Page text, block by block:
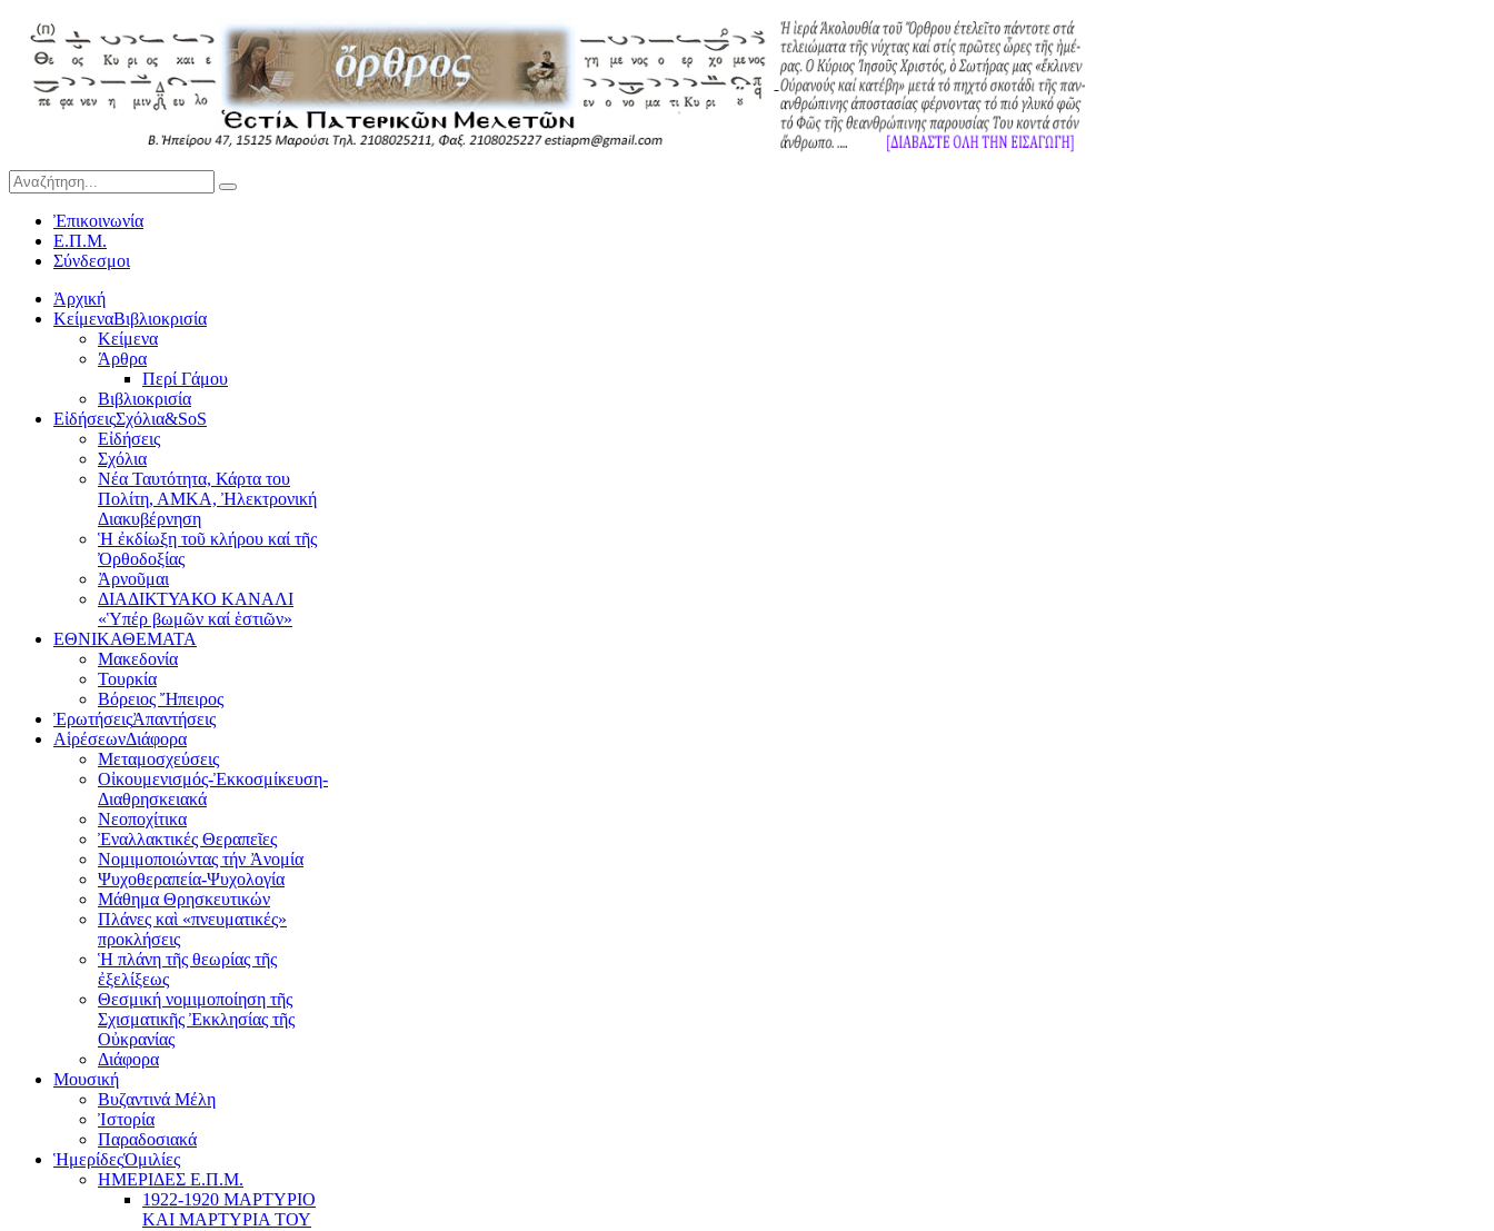
Ἐπικοινωνία
Ε.Π.Μ.
Σύνδεσμοι
Ἀρχική
ΚείμεναΒιβλιοκρισία
Κείμενα
Άρθρα
Περί Γάμου
Βιβλιοκρισία
ΕἰδήσειςΣχόλια&SoS
Εἰδήσεις
Σχόλια
Νέα Ταυτότητα, Κάρτα του
Πολίτη, ΑΜΚΑ, Ἠλεκτρονική
Διακυβέρνηση
Ἡ ἐκδίωξη τοῦ κλήρου καί τῆς
Ὀρθοδοξίας
Ἀρνοῦμαι
ΔΙΑΔΙΚΤΥΑΚΟ ΚΑΝΑΛΙ
«Ὑπέρ βωμῶν καί ἑστιῶν»
ΕΘΝΙΚΑΘΕΜΑΤΑ
Μακεδονία
Τουρκία
Βόρειος Ἤπειρος
ἘρωτήσειςἈπαντήσεις
ΑἱρέσεωνΔιάφορα
Μεταμοσχεύσεις
Οἰκουμενισμός-Ἐκκοσμίκευση-
Διαθρησκειακά
Νεοποχίτικα
Ἐναλλακτικές Θεραπεῖες
Νομιμοποιώντας τήν Ἀνομία
Ψυχοθεραπεία-Ψυχολογία
Μάθημα Θρησκευτικών
Πλάνες καὶ «πνευματικές»
προκλήσεις
Ἡ πλάνη τῆς θεωρίας τῆς
ἐξελίξεως
Θεσμική νομιμοποίηση τῆς
Σχισματικῆς Ἐκκλησίας τῆς
Οὐκρανίας
Διάφορα
Μουσική
Βυζαντινά Μέλη
Ἰστορία
Παραδοσιακά
ἩμερίδεςὉμιλίες
ΗΜΕΡΙΔΕΣ Ε.Π.Μ.
1922-1920 ΜΑΡΤΥΡΙΟ
ΚΑI ΜΑΡΤΥΡIΑ ΤΟΥ